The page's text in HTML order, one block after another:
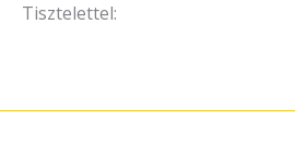
Tisztelettel: